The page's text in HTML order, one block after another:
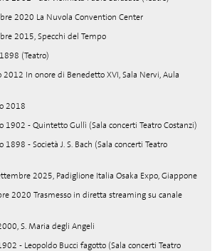
2020 La Nuvola Convention Center
2015, Specchi del Tempo
(Teatro)
In onore di Benedetto XVI, Sala Nervi, Aula
2018
1902 - Quintetto Gullì (Sala concerti Teatro Costanzi)
- Società J. S. Bach (Sala concerti Teatro
2025, Padiglione Italia Osaka Expo, Giappone
2020 Trasmesso in diretta streaming su canale
S. Maria degli Angeli
- Leopoldo Bucci fagotto (Sala concerti Teatro